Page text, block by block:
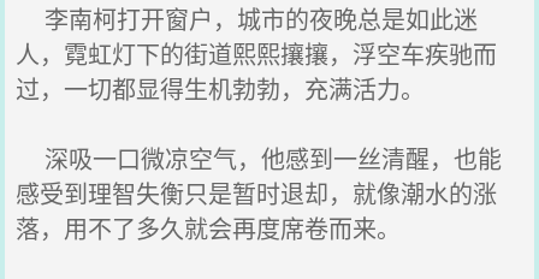
李南柯打开窗户，城市的夜晚总是如此迷
人，霓虹灯下的街道熙熙攘攘，浮空车疾驰而
过，一切都显得生机勃勃，充满活力。
深吸一口微凉空气，他感到一丝清醒，也能
感受到理智失衡只是暂时退却，就像潮水的涨
落，用不了多久就会再度席卷而来。